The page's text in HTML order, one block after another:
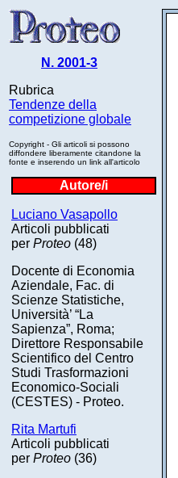
N. 2001-3
Rubrica
Tendenze della
competizione globale
Copyright - Gli articoli si possono
diffondere liberamente citandone la
fonte e inserendo un link all'articolo
Autore/i
Luciano Vasapollo
Articoli pubblicati
per Proteo (48)
Docente di Economia
Aziendale, Fac. di
Scienze Statistiche,
Università’ “La
Sapienza”, Roma;
Direttore Responsabile
Scientifico del Centro
Studi Trasformazioni
Economico-Sociali
(CESTES) - Proteo.
Rita Martufi
Articoli pubblicati
per Proteo (36)